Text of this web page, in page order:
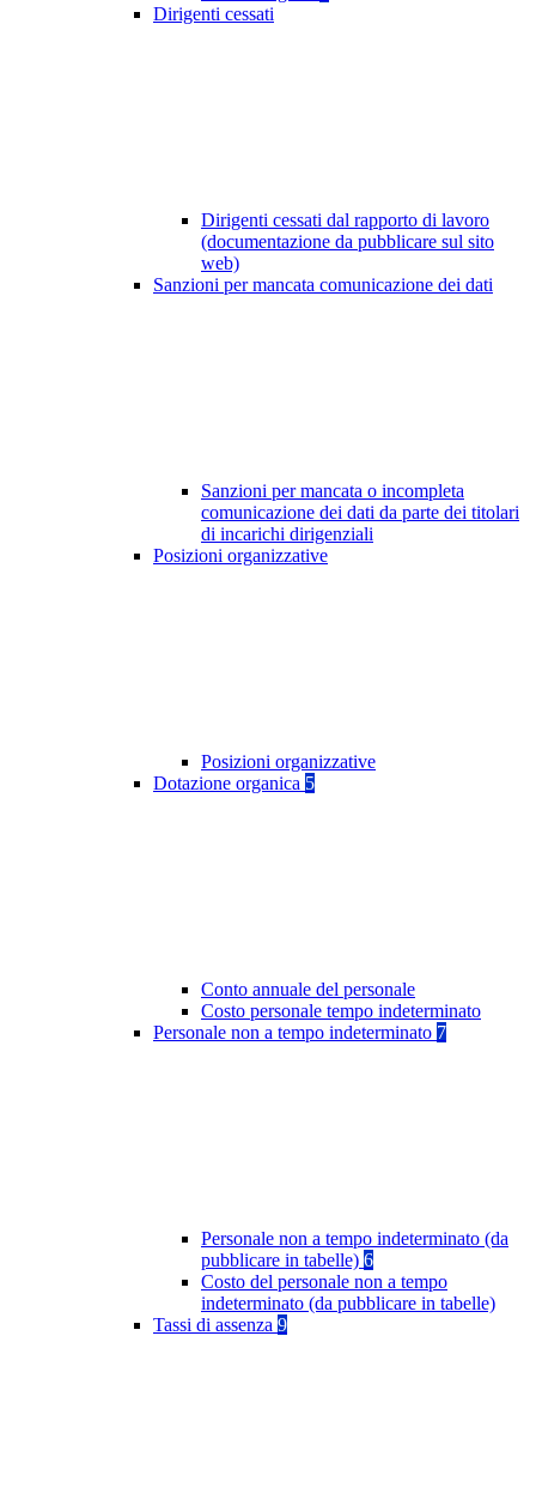
Dirigenti cessati
Dirigenti cessati dal rapporto di lavoro
(documentazione da pubblicare sul sito
web)
Sanzioni per mancata comunicazione dei dati
Sanzioni per mancata o incompleta
comunicazione dei dati da parte dei titolari
di incarichi dirigenziali
Posizioni organizzative
Posizioni organizzative
Dotazione organica 5
Conto annuale del personale
Costo personale tempo indeterminato
Personale non a tempo indeterminato 7
Personale non a tempo indeterminato (da
pubblicare in tabelle) 6
Costo del personale non a tempo
indeterminato (da pubblicare in tabelle)
Tassi di assenza 9